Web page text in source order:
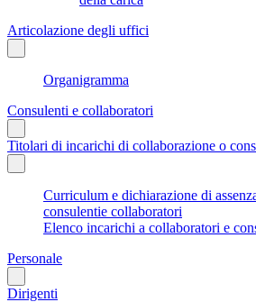
Articolazione degli uffici
Organigramma
Consulenti e collaboratori
Titolari di incarichi di collaborazione o
Curriculum e dichiarazione di
consulentie collaboratori
Elenco incarichi a collaboratori e
Personale
Dirigenti